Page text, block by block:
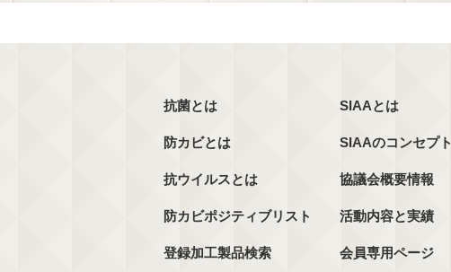
抗菌とは
防カビとは
抗ウイルスとは
防カビポジティブリスト
登録加工製品検索
SIAAとは
SIAAのコンセプト
協議会概要情報
活動内容と実績
会員専用ページ